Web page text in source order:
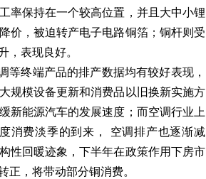
率保持在一个较高位置，并且大中小锂
价，被迫转产电子电路铜箔；铜杆则受
，表现良好。
等终端产品的排产数据均有较好表现，
规模设备更新和消费品以旧换新实施方
新能源汽车的发展速度；而空调行业上
消费淡季的到来， 空调排产也逐渐减
性回暖迹象，下半年在政策作用下房市
正，将带动部分铜消费。